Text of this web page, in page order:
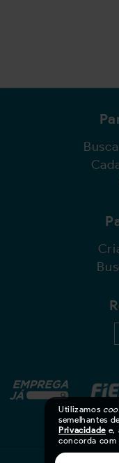
Utilizamos
semelhantes
Privacidade e,
concorda com